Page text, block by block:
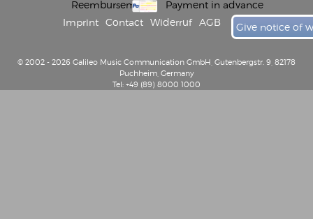
Reembursement
Payment in advance
Imprint
Contact Widerruf AGB Give notice of
© 2002 - 2026 Galileo Music Communication GmbH, Gutenbergstr. 9, 82178
Puchheim, Germany
Tel: +49 (89) 8000 1000